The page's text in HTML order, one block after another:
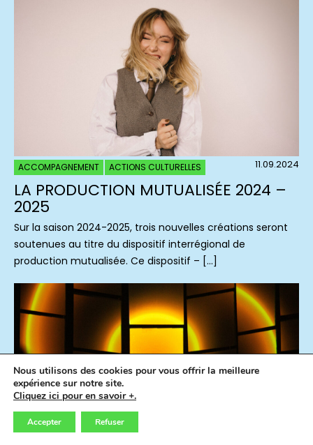
ACCOMPAGNEMENT ACTIONS CULTURELLES 11.09.2024
LA PRODUCTION MUTUALISÉE 2024 –
2025
Sur la saison 2024-2025, trois nouvelles créations seront
soutenues au titre du dispositif interrégional de
production mutualisée. Ce dispositif – […]
Nous utilisons des cookies pour vous offrir la meilleure
expérience sur notre site.
Cliquez ici pour en savoir +.
Accepter Refuser